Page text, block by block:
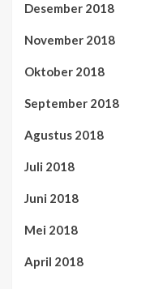
Desember 2018
November 2018
Oktober 2018
September 2018
Agustus 2018
Juli 2018
Juni 2018
Mei 2018
April 2018